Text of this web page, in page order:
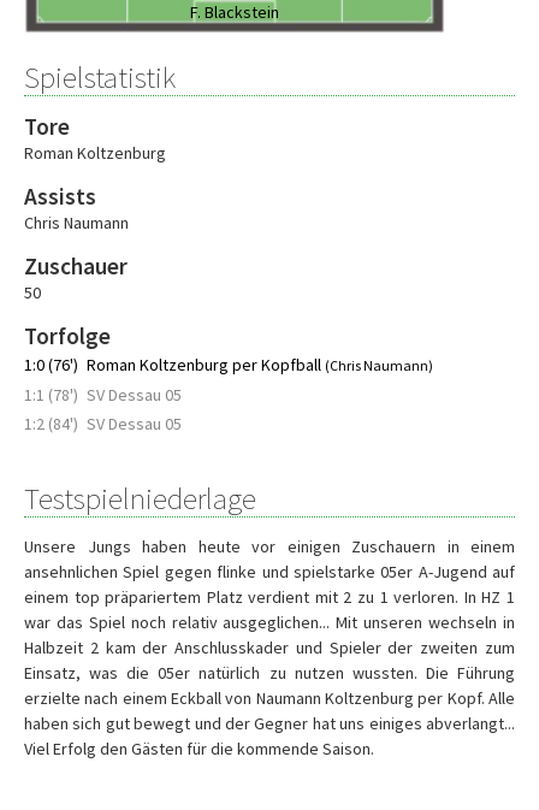
F. Blackstein
Spielstatistik
Tore
Roman Koltzenburg
Assists
Chris Naumann
Zuschauer
50
Torfolge
1:0 (76') Roman Koltzenburg per Kopfball (Chris Naumann)
1:1 (78') SV Dessau 05
1:2 (84') SV Dessau 05
Testspielniederlage
Unsere Jungs haben heute vor einigen Zuschauern in einem
ansehnlichen Spiel gegen flinke und spielstarke 05er A-Jugend auf
einem top präpariertem Platz verdient mit 2 zu 1 verloren. In HZ 1
war das Spiel noch relativ ausgeglichen... Mit unseren wechseln in
Halbzeit 2 kam der Anschlusskader und Spieler der zweiten zum
Einsatz, was die 05er natürlich zu nutzen wussten. Die Führung
erzielte nach einem Eckball von Naumann Koltzenburg per Kopf. Alle
haben sich gut bewegt und der Gegner hat uns einiges abverlangt...
Viel Erfolg den Gästen für die kommende Saison.